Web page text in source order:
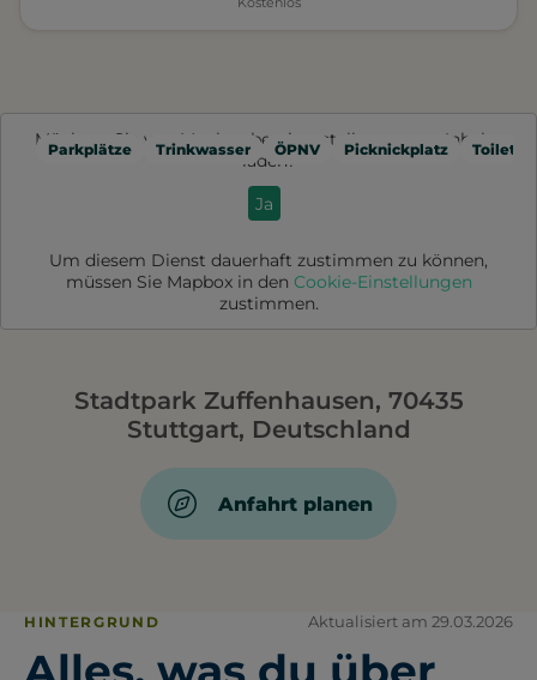
Parkplätze Trinkwasser ÖPNV Picknickplatz
Möchten Sie von Mapbox
bereitgestellte externe Inhalte
laden?
Ja
Um diesem Dienst dauerhaft zustimmen zu können,
müssen Sie Mapboxin den Cookie-Einstellungen
zustimmen.
Stadtpark Zuffenhausen, 70435
Stuttgart, Deutschland
Anfahrt planen
HINTERGRUND Aktualisiert am 29.03.2026